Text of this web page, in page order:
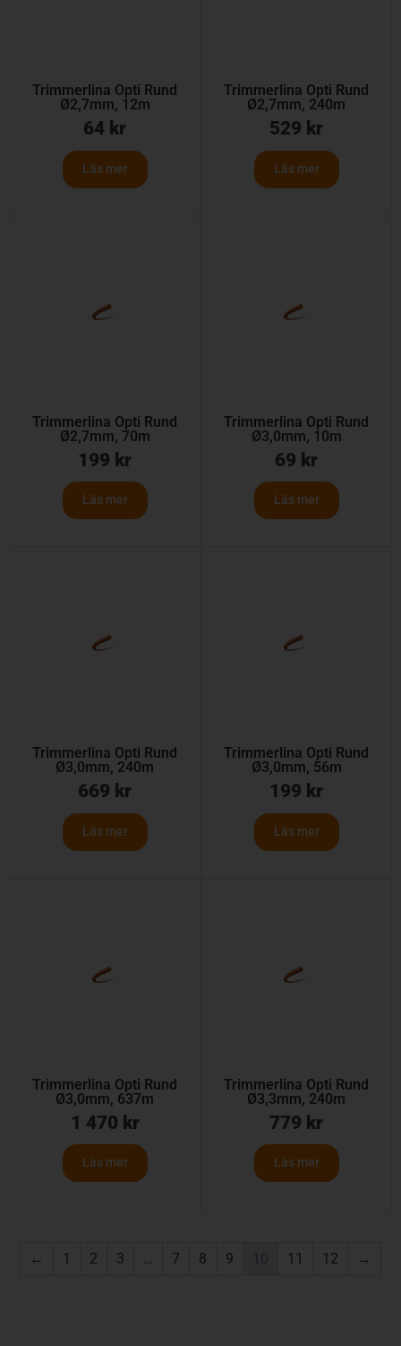
Trimmerlina Opti Rund
Ø2,7mm, 12m
64 kr
Läs mer
Trimmerlina Opti Rund
Ø2,7mm, 240m
529 kr
Läs mer
Trimmerlina Opti Rund
Ø2,7mm, 70m
199 kr
Läs mer
Trimmerlina Opti Rund
Ø3,0mm, 10m
69 kr
Läs mer
Trimmerlina Opti Rund
Ø3,0mm, 240m
669 kr
Läs mer
Trimmerlina Opti Rund
Ø3,0mm, 56m
199 kr
Läs mer
Trimmerlina Opti Rund
Ø3,0mm, 637m
1 470 kr
Läs mer
Trimmerlina Opti Rund
Ø3,3mm, 240m
779 kr
Läs mer
← 1 2 3 … 7 8 9 10 11 12 →